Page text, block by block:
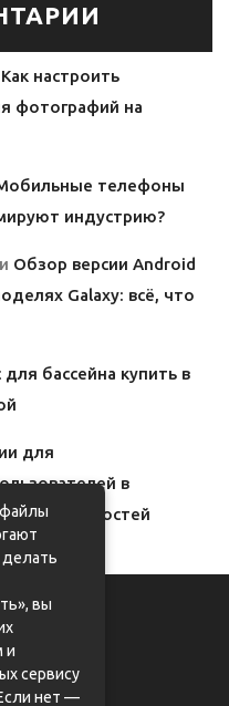
Как настроить
фотографий на
телефоны
индустрию?
Обзор версии Android
Galaxy: всё, что
для бассейна купить в
для
в
возможностей
делать
вы
и
сервису
нет —